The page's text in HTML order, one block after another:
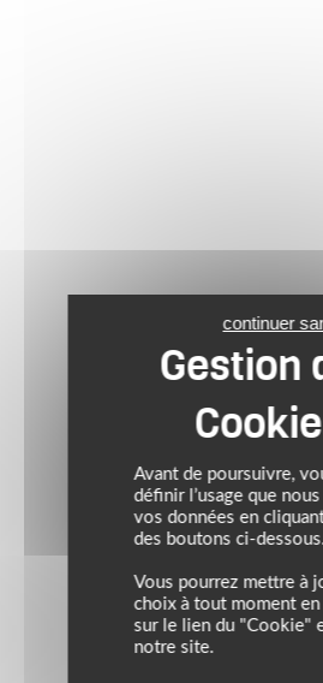
Avant de poursuivre,
définir l’usage que
vos données en
des boutons ci-
Vous pourrez mettre à
choix à tout moment
sur le lien du "Cookie"
notre site.
continuer